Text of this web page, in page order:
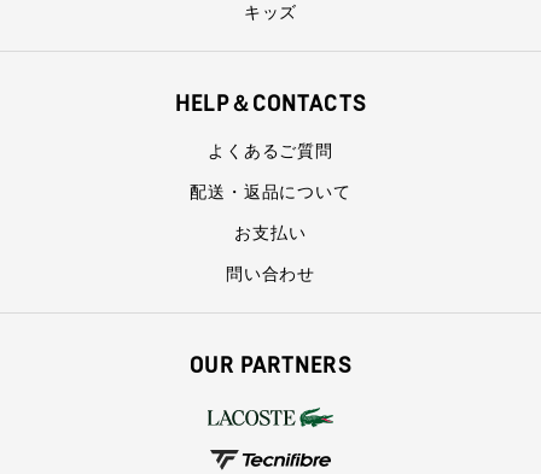
キッズ
HELP＆CONTACTS
よくあるご質問
配送・返品について
お支払い
問い合わせ
OUR PARTNERS